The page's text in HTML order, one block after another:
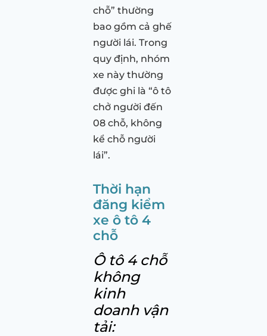
chỗ” thường
bao gồm cả ghế
người lái. Trong
quy định, nhóm
xe này thường
được ghi là “ô tô
chở người đến
08 chỗ, không
kể chỗ người
lái”.
Thời hạn
đăng kiểm
xe ô tô 4
chỗ
Ô tô 4 chỗ
không
kinh
doanh vận
tải: